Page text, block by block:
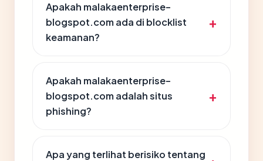
Apakah malakaenterprise-
blogspot.com ada di blocklist
keamanan?
Apakah malakaenterprise-
blogspot.com adalah situs
phishing?
Apa yang terlihat berisiko tentang